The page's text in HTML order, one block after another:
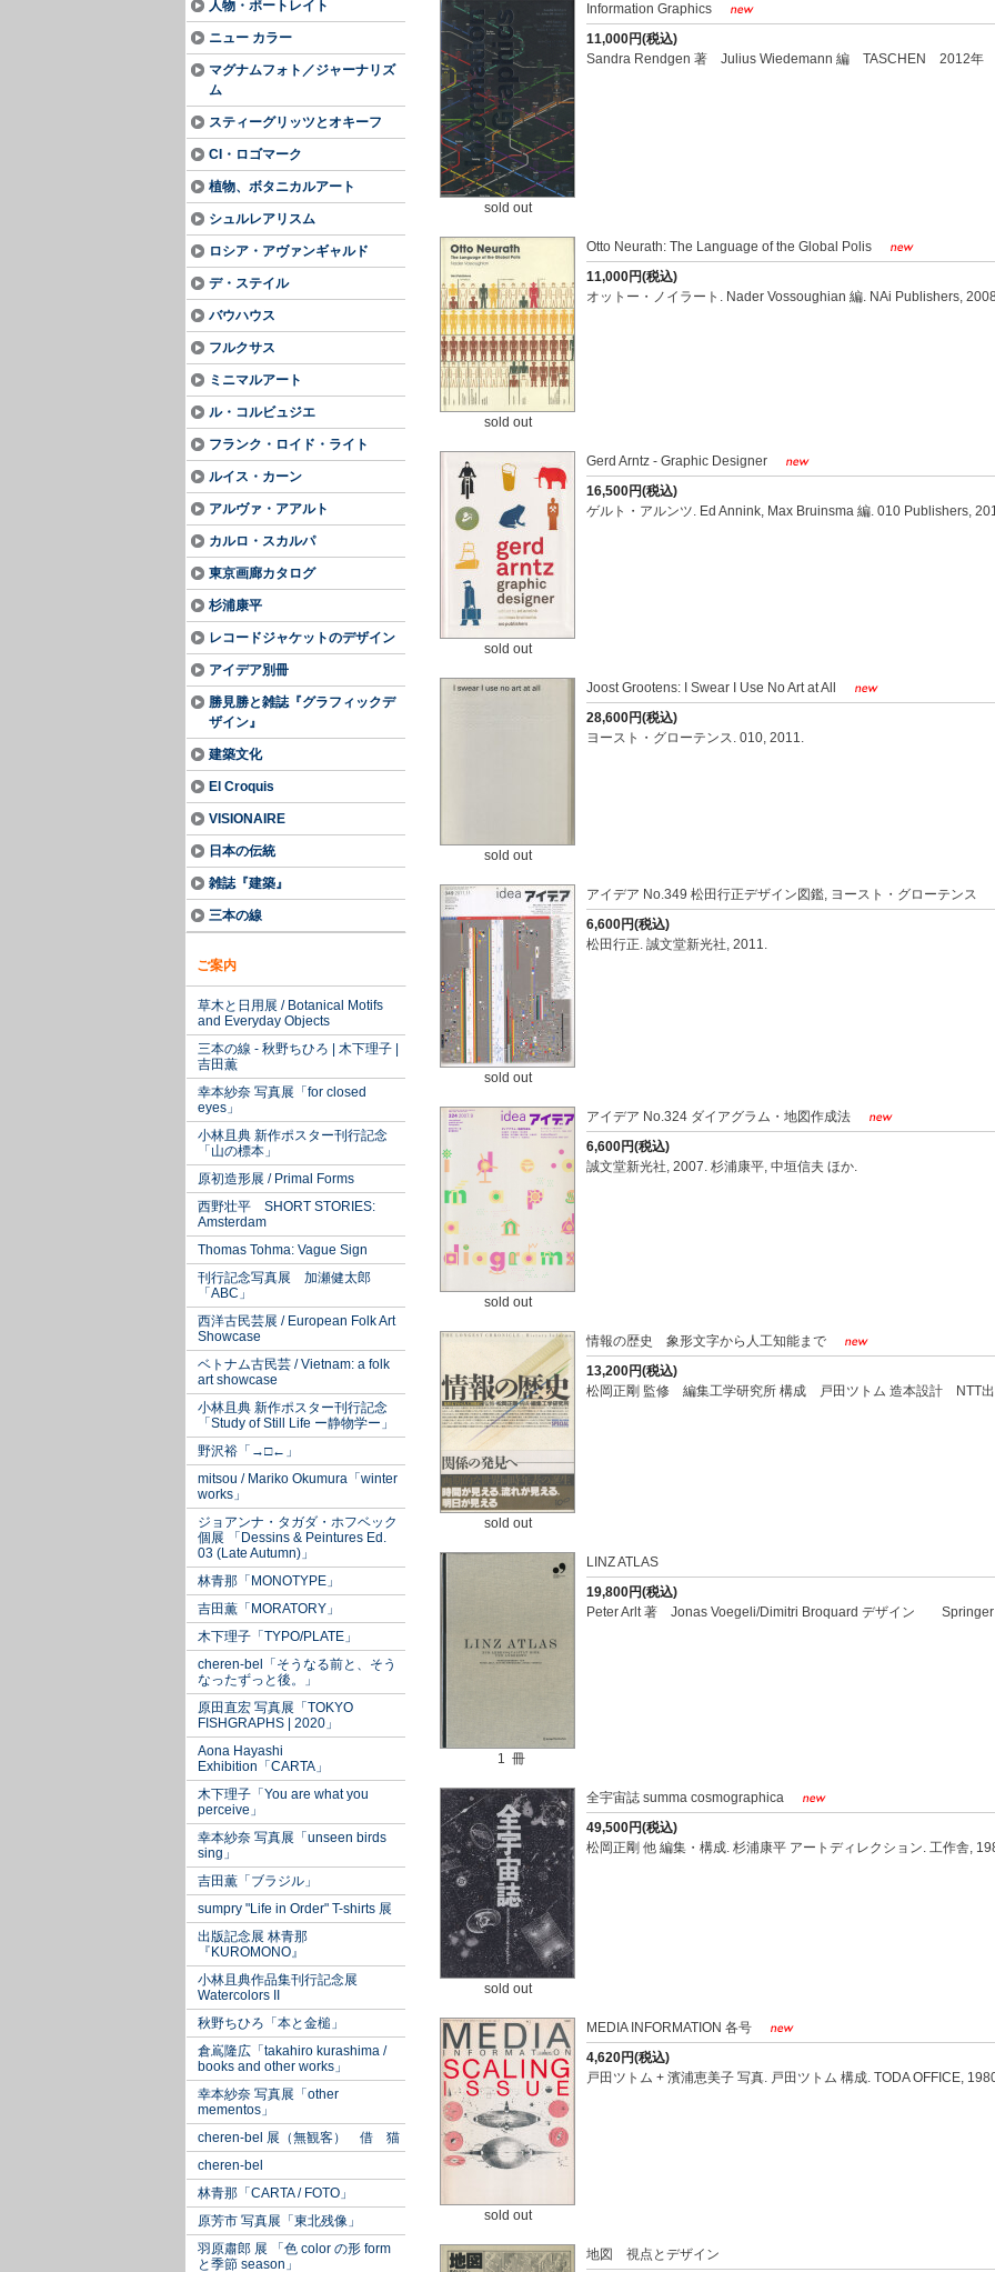
人物・ポートレイト
ニュー カラー
マグナムフォト／ジャーナリズ
ム
スティーグリッツとオキーフ
CI・ロゴマーク
植物、ボタニカルアート
シュルレアリスム
ロシア・アヴァンギャルド
デ・ステイル
バウハウス
フルクサス
ミニマルアート
ル・コルビュジエ
フランク・ロイド・ライト
ルイス・カーン
アルヴァ・アアルト
カルロ・スカルパ
東京画廊カタログ
杉浦康平
レコードジャケットのデザイン
アイデア別冊
勝見勝と雑誌『グラフィックデ
ザイン』
建築文化
El Croquis
VISIONAIRE
日本の伝統
雑誌『建築』
三本の線
ご案内
草木と日用展 / Botanical Motifs
and Everyday Objects
三本の線 - 秋野ちひろ | 木下理子 |
吉田薫
幸本紗奈 写真展「for closed
eyes」
小林且典 新作ポスター刊行記念
「山の標本」
原初造形展 / Primal Forms
西野壮平 SHORT STORIES:
Amsterdam
Thomas Tohma: Vague Sign
刊行記念写真展 加瀬健太郎
「ABC」
西洋古民芸展 / European Folk Art
Showcase
ベトナム古民芸 / Vietnam: a folk
art showcase
小林且典 新作ポスター刊行記念
「Study of Still Life ー静物学ー」
野沢裕「→□←」
mitsou / Mariko Okumura「winter
works」
ジョアンナ・タガダ・ホフベック
個展 「Dessins & Peintures Ed.
03 (Late Autumn)」
林青那「MONOTYPE」
吉田薫「MORATORY」
木下理子「TYPO/PLATE」
cheren-bel「そうなる前と、そう
なったずっと後。」
原田直宏 写真展「TOKYO
FISHGRAPHS | 2020」
Aona Hayashi
Exhibition「CARTA」
木下理子「You are what you
perceive」
幸本紗奈 写真展「unseen birds
sing」
吉田薫「ブラジル」
sumpry "Life in Order" T-shirts 展
出版記念展 林青那
『KUROMONO』
小林且典作品集刊行記念展
Watercolors II
秋野ちひろ「本と金槌」
倉嶌隆広「takahiro kurashima /
books and other works」
幸本紗奈 写真展「other
mementos」
cheren-bel 展（無観客） 借 猫
cheren-bel
林青那「CARTA / FOTO」
原芳市 写真展「東北残像」
羽原肅郎 展 「色 color の形 form
と季節 season」
sold out
Information Graphics
11,000円(税込)
Sandra Rendgen 著 Julius Wiedemann 編 TASCHEN 2012年
sold out
Otto Neurath: The Language of the Global Polis
11,000円(税込)
オットー・ノイラート. Nader Vossoughian 編. NAi Publishers,
sold out
Gerd Arntz - Graphic Designer
16,500円(税込)
ゲルト・アルンツ. Ed Annink, Max Bruinsma 編. 010 Publishers,
sold out
Joost Grootens: I Swear I Use No Art at All
28,600円(税込)
ヨースト・グローテンス. 010, 2011.
sold out
アイデア No.349 松田行正デザイン図鑑, ヨースト・グローテンス
6,600円(税込)
松田行正. 誠文堂新光社, 2011.
sold out
アイデア No.324 ダイアグラム・地図作成法
6,600円(税込)
誠文堂新光社, 2007. 杉浦康平, 中垣信夫 ほか.
sold out
情報の歴史 象形文字から人工知能まで
13,200円(税込)
松岡正剛 監修 編集工学研究所 構成 戸田ツトム 造本設計 NTT
1 冊
LINZ ATLAS
19,800円(税込)
Peter Arlt 著 Jonas Voegeli/Dimitri Broquard デザイン
sold out
全宇宙誌 summa cosmographica
49,500円(税込)
松岡正剛 他 編集・構成. 杉浦康平 アートディレクション. 工作舎,
sold out
MEDIA INFORMATION 各号
4,620円(税込)
戸田ツトム + 濱浦恵美子 写真. 戸田ツトム 構成. TODA OFFICE,
地図 視点とデザイン